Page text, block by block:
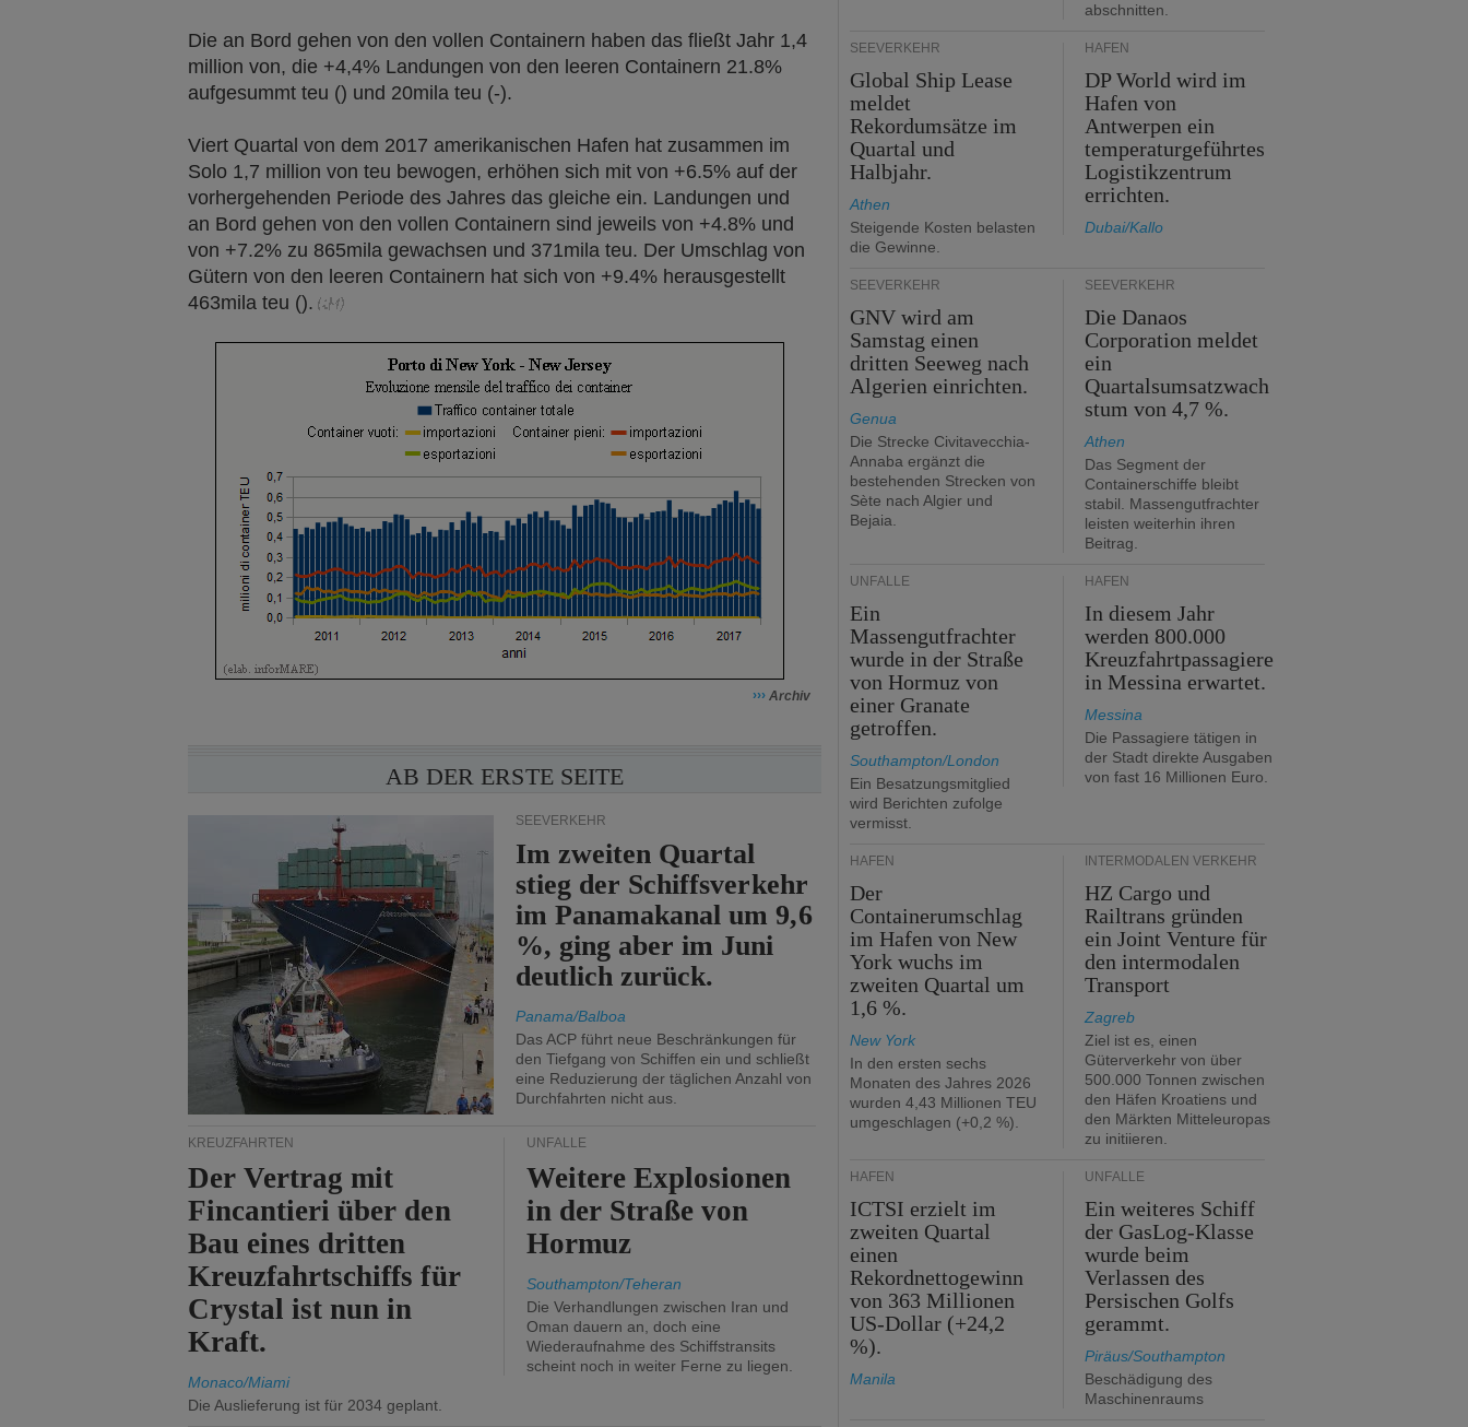
Die an Bord gehen von den vollen Containern haben das fließt Jahr 1,4
million von, die +4,4% Landungen von den leeren Containern 21.8%
aufgesummt teu () und 20mila teu (-).
Viert Quartal von dem 2017 amerikanischen Hafen hat zusammen im
Solo 1,7 million von teu bewogen, erhöhen sich mit von +6.5% auf der
vorhergehenden Periode des Jahres das gleiche ein. Landungen und
an Bord gehen von den vollen Containern sind jeweils von +4.8% und
von +7.2% zu 865mila gewachsen und 371mila teu. Der Umschlag von
Gütern von den leeren Containern hat sich von +9.4% herausgestellt
463mila teu ().
››› Archiv
AB DER ERSTE SEITE
SEEVERKEHR
Im zweiten Quartal
stieg der Schiffsverkehr
im Panamakanal um 9,6
%, ging aber im Juni
deutlich zurück.
Panama/Balboa
Das ACP führt neue Beschränkungen für
den Tiefgang von Schiffen ein und schließt
eine Reduzierung der täglichen Anzahl von
Durchfahrten nicht aus.
KREUZFAHRTEN
Der Vertrag mit
Fincantieri über den
Bau eines dritten
Kreuzfahrtschiffs für
Crystal ist nun in
Kraft.
Monaco/Miami
Die Auslieferung ist für 2034 geplant.
UNFÄLLE
Weitere Explosionen
in der Straße von
Hormuz
Southampton/Teheran
Die Verhandlungen zwischen Iran und
Oman dauern an, doch eine
Wiederaufnahme des Schiffstransits
scheint noch in weiter Ferne zu liegen.
abschnitten.
SEEVERKEHR
Global Ship Lease
meldet
Rekordumsätze im
Quartal und
Halbjahr.
Athen
Steigende Kosten belasten
die Gewinne.
HÄFEN
DP World wird im
Hafen von
Antwerpen ein
temperaturgeführtes
Logistikzentrum
errichten.
Dubai/Kallo
SEEVERKEHR
GNV wird am
Samstag einen
dritten Seeweg nach
Algerien einrichten.
Genua
Die Strecke Civitavecchia-
Annaba ergänzt die
bestehenden Strecken von
Sète nach Algier und
Bejaia.
SEEVERKEHR
Die Danaos
Corporation meldet
ein
Quartalsumsatzwach
stum von 4,7 %.
Athen
Das Segment der
Containerschiffe bleibt
stabil. Massengutfrachter
leisten weiterhin ihren
Beitrag.
UNFÄLLE
Ein
Massengutfrachter
wurde in der Straße
von Hormuz von
einer Granate
getroffen.
Southampton/London
Ein Besatzungsmitglied
wird Berichten zufolge
vermisst.
HÄFEN
In diesem Jahr
werden 800.000
Kreuzfahrtpassagiere
in Messina erwartet.
Messina
Die Passagiere tätigen in
der Stadt direkte Ausgaben
von fast 16 Millionen Euro.
HÄFEN
Der
Containerumschlag
im Hafen von New
York wuchs im
zweiten Quartal um
1,6 %.
New York
In den ersten sechs
Monaten des Jahres 2026
wurden 4,43 Millionen TEU
umgeschlagen (+0,2 %).
INTERMODALEN VERKEHR
HZ Cargo und
Railtrans gründen
ein Joint Venture für
den intermodalen
Transport
Zagreb
Ziel ist es, einen
Güterverkehr von über
500.000 Tonnen zwischen
den Häfen Kroatiens und
den Märkten Mitteleuropas
zu initiieren.
HÄFEN
ICTSI erzielt im
zweiten Quartal
einen
Rekordnettogewinn
von 363 Millionen
US-Dollar (+24,2
%).
Manila
UNFÄLLE
Ein weiteres Schiff
der GasLog-Klasse
wurde beim
Verlassen des
Persischen Golfs
gerammt.
Piräus/Southampton
Beschädigung des
Maschinenraums